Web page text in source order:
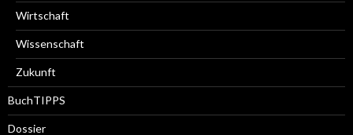
Wirtschaft
Wissenschaft
Zukunft
BuchTIPPS
Dossier